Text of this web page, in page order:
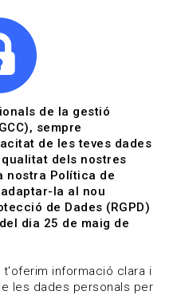
al dia
de la gestió
sempre
de les teves dades
dels nostres
nostra Política de
la al nou
de Dades (RGPD)
dia 25 de maig de
informació clara i
les dades personals per